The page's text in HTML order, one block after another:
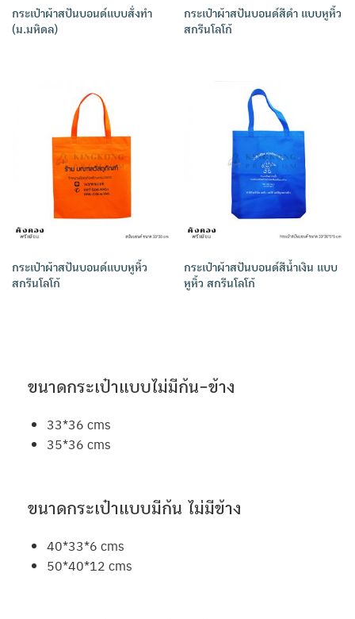
กระเป๋าผ้าสปันบอนด์แบบสั่งทำ
(ม.มหิดล)
กระเป๋าผ้าสปันบอนด์สีดำ แบบหูหิ้ว
สกรีนโลโก้
กระเป๋าผ้าสปันบอนด์แบบหูหิ้ว
สกรีนโลโก้
กระเป๋าผ้าสปันบอนด์สีน้ำเงิน แบบ
หูหิ้ว สกรีนโลโก้
ขนาดกระเป๋าแบบไม่มีก้น-ข้าง
33*36 cms
35*36 cms
ขนาดกระเป๋าแบบมีก้น ไม่มีข้าง
40*33*6 cms
50*40*12 cms